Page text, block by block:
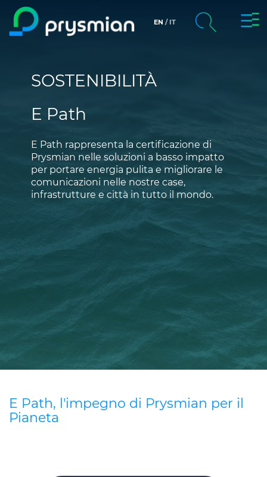
Salta al contenuto
EN IT
Cerca
Mercati
Product Centre
Persone e Carriere
Insight
Etica e Integrità
CABLE APP
SOSTENIBILITÀ
E Path
E Path rappresenta la certificazione di
Prysmian nelle soluzioni a basso impatto
per portare energia pulita e migliorare le
comunicazioni nelle nostre case,
infrastrutture e città in tutto il mondo.
E Path, l'impegno di Prysmian per il
Pianeta